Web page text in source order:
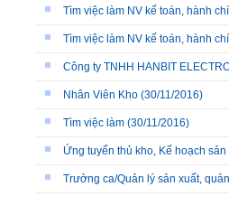
Tìm việc làm NV kế toán, hành
Tìm việc làm NV kế toán, hành
Công ty TNHH HANBIT
Nhân Viên Kho (30/11/2016)
Tìm việc làm (30/11/2016)
Ứng tuyển thủ kho, Kế hoạch sản
Trưởng ca/Quản lý sản xuất,